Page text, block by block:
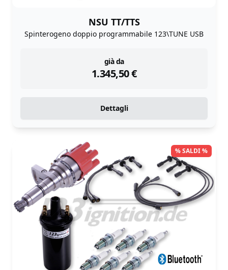
NSU TT/TTS
Spinterogeno doppio programmabile 123\TUNE USB
già da
1.345,50€
instock
Dettagli
% SALDI %